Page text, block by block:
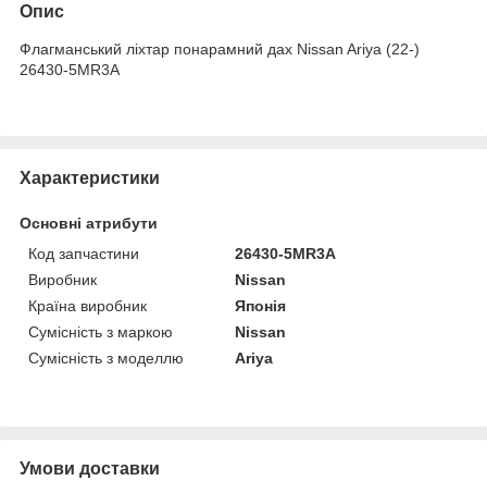
Опис
Флагманський ліхтар понарамний дах Nissan Ariya (22-)
26430-5MR3A
Характеристики
Основні атрибути
Код запчастини
26430-5MR3A
Виробник
Nissan
Країна виробник
Японія
Сумісність з маркою
Nissan
Сумісність з моделлю
Ariya
Умови доставки